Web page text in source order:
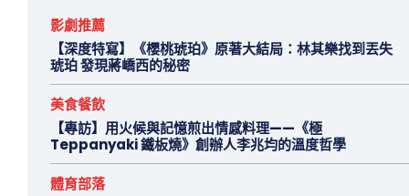
影劇推薦
【深度特寫】《櫻桃琥珀》原著大結局：林其樂找到丟失
琥珀 發現蔣嶠西的秘密
美食餐飲
【專訪】用火候與記憶煎出情感料理——《極
Teppanyaki 鐵板燒》創辦人李兆均的溫度哲學
體育部落